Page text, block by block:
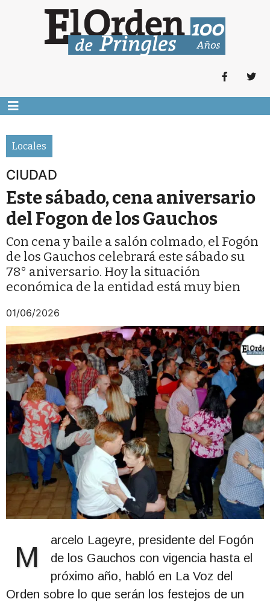
Locales
CIUDAD
Este sábado, cena aniversario
del Fogon de los Gauchos
Con cena y baile a salón colmado, el Fogón
de los Gauchos celebrará este sábado su
78° aniversario. Hoy la situación
económica de la entidad está muy bien
01/06/2026
M
arcelo Lageyre, presidente del Fogón
de los Gauchos con vigencia hasta el
próximo año, habló en La Voz del
Orden sobre lo que serán los festejos de un